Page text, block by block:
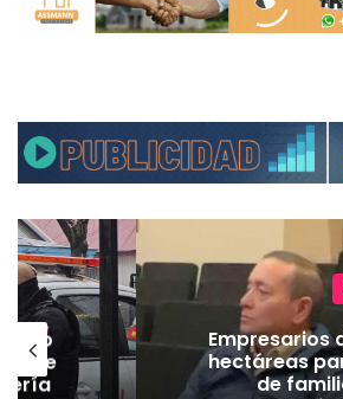
de
Empresarios
hectáreas
de